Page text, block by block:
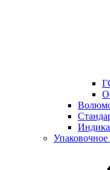
Упаковочное